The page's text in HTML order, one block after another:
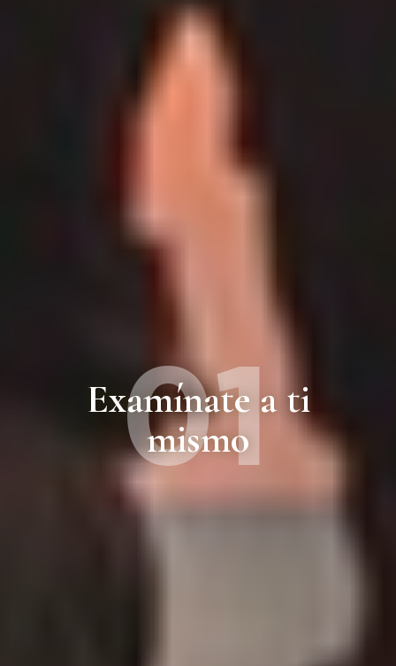
01
Examínate a ti
mismo